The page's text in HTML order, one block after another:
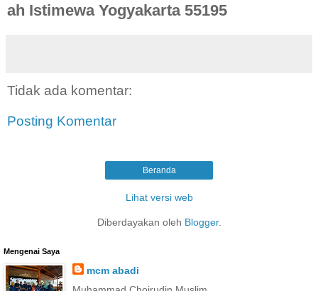
ah Istimewa Yogyakarta 55195
Tidak ada komentar:
Posting Komentar
Beranda
Lihat versi web
Diberdayakan oleh Blogger.
Mengenai Saya
mcm abadi